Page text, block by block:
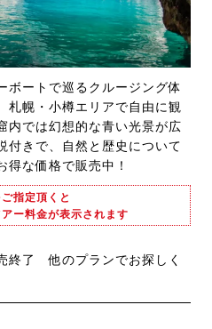
ボートで巡るクルージング体
札幌・小樽エリアで自由に観
内では幻想的な青い光景が広
付きで、自然と歴史について
得な価格で販売中！
指定頂くと
ー料金が表示されます
終了 他のプランでお探しく